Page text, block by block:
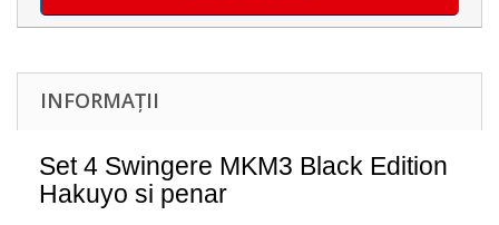
INFORMAȚII
Set 4 Swingere MKM3 Black Edition
Hakuyo si penar